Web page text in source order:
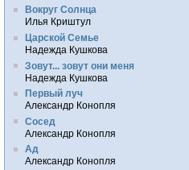
Вокруг Солнца
Илья Криштул
Царской Семье
Надежда Кушкова
Зовут... зовут они меня
Надежда Кушкова
Первый луч
Александр Конопля
Сосед
Александр Конопля
Ад
Александр Конопля